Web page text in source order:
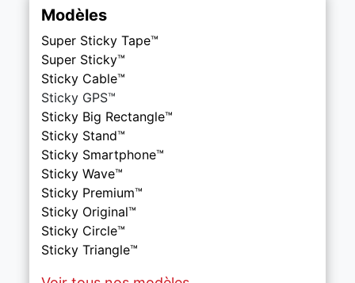
Modèles
Super Sticky Tape™
Super Sticky™
Sticky Cable™
Sticky GPS™
Sticky Big Rectangle™
Sticky Stand™
Sticky Smartphone™
Sticky Wave™
Sticky Premium™
Sticky Original™
Sticky Circle™
Sticky Triangle™